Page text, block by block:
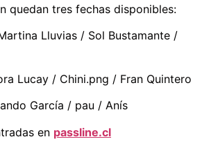
quedan tres fechas disponibles:
Lluvias / Sol Bustamante /
Lucay / Chini.png / Fran Quintero
García / pau / Anís
en passline.cl